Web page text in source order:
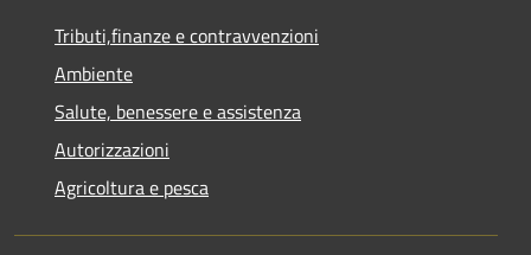
Tributi,finanze e contravvenzioni
Ambiente
Salute, benessere e assistenza
Autorizzazioni
Agricoltura e pesca